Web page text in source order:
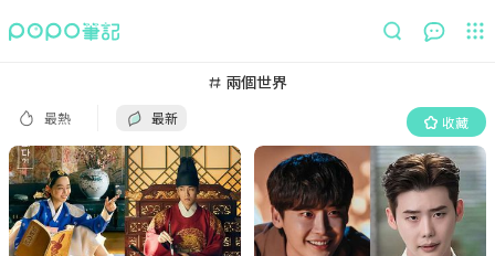
兩個世界
最熱 最新 收藏
收藏